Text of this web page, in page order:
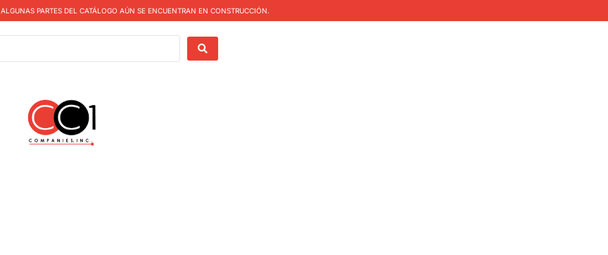
ALGUNAS PARTES DEL CATÁLOGO AÚN SE ENCUENTRAN EN CONSTRUCCIÓN.